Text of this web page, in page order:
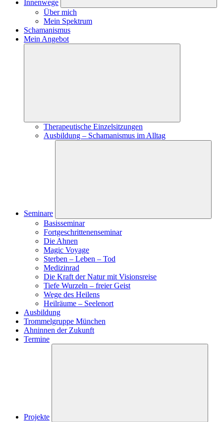
Innenwege
Über mich
Mein Spektrum
Schamanismus
Mein Angebot
Therapeutische Einzelsitzungen
Ausbildung – Schamanismus im Alltag
Seminare
Basisseminar
Fortgeschrittenenseminar
Die Ahnen
Magic Voyage
Sterben – Leben – Tod
Medizinrad
Die Kraft der Natur mit Visionsreise
Tiefe Wurzeln – freier Geist
Wege des Heilens
Heilräume – Seelenort
Ausbildung
Trommelgruppe München
Ahninnen der Zukunft
Termine
Projekte